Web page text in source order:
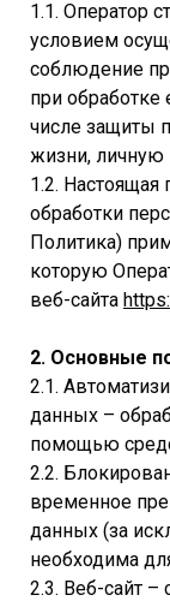
1.1. Оператор
условием
соблюдение
при
числе защиты
жизни, личную
1.2. Настоящая
обработки
Политика)
которую
веб-сайта
2. Основные
2.1.
данных –
помощью
2.2.
временное
данных (за
необходима
2.3. Веб-сайт –